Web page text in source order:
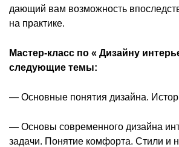
дающий вам возможность
на практике.
Мастер-класс по « Дизайну
следующие темы:
— Основные понятия дизайна.
— Основы современного дизайна
задачи. Понятие комфорта. Стили и